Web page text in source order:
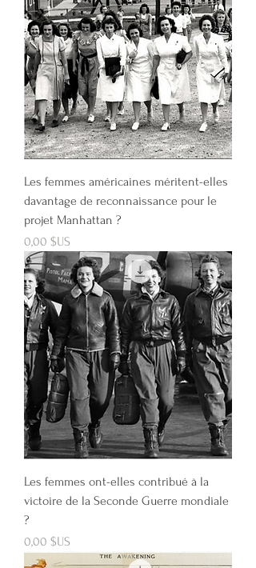
Les femmes américaines méritent-elles
davantage de reconnaissance pour le
projet Manhattan ?
Prix
0,00 $US
Les femmes ont-elles contribué à la
victoire de la Seconde Guerre mondiale
?
Prix
0,00 $US